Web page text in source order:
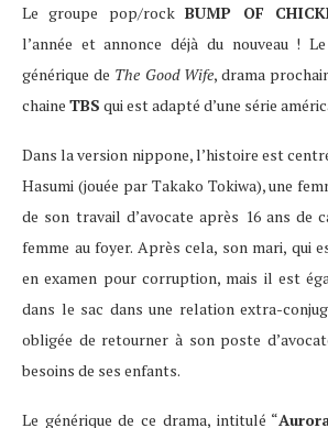
Le groupe pop/rockBUMP OF
l’année et annonce déjà du nouveau !
générique de The Good Wife, drama
chaine TBS qui est adapté d’une série
Dans la version nippone, l’histoire est
Hasumi (jouée par Takako Tokiwa), une
de son travail d’avocate après 16 ans de
femme au foyer. Après cela, son mari, qui
en examen pour corruption, mais il est
dans le sac dans une relation extra-
obligée de retourner à son poste
besoins de ses enfants.
Le générique de ce drama, intitulé “